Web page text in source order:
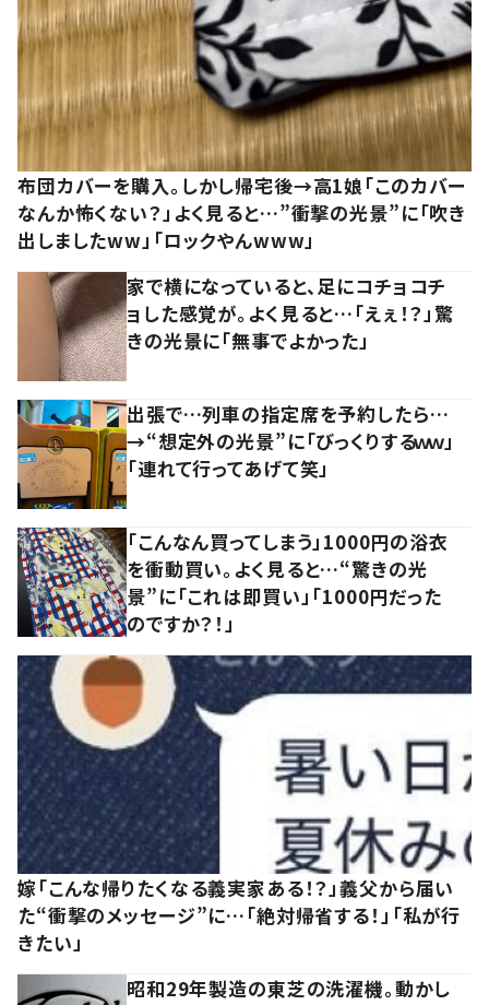
布団カバーを購入。しかし帰宅後→高1娘「このカバー
なんか怖くない？」よく見ると…”衝撃の光景”に「吹き
出しましたww」「ロックやんwww」
家で横になっていると、足にコチョコチ
ョした感覚が。よく見ると…「えぇ！？」驚
きの光景に「無事でよかった」
出張で…列車の指定席を予約したら…
→“想定外の光景”に「びっくりするｗｗ」
「連れて行ってあげて笑」
「こんなん買ってしまう」1000円の浴衣
を衝動買い。よく見ると…“驚きの光
景”に「これは即買い」「1000円だった
のですか？！」
嫁「こんな帰りたくなる義実家ある！？」義父から届い
た“衝撃のメッセージ”に…「絶対帰省する！」「私が行
きたい」
昭和29年製造の東芝の洗濯機。動かし